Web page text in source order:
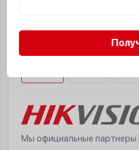
Мы официальные партнеры